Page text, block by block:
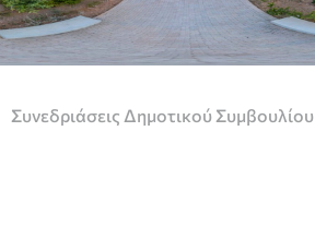
Συνεδριάσεις Δημοτικού Συμβουλίου